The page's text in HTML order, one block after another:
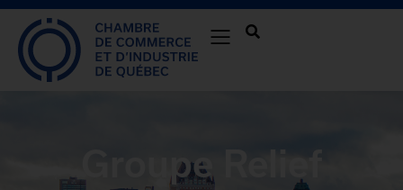
Groupe Relief